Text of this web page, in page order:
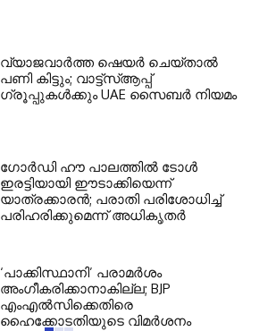
വ്യാജവാർത്ത ഷെയർ ചെയ്താൽ
പണി കിട്ടും; വാട്ട്‌സ്ആപ്പ്
ഗ്രൂപ്പുകൾക്കും UAE സൈബർ നിയമം
ഗോർഡി ഹൗ പാലത്തിൽ ടോൾ
ഇരട്ടിയായി ഈടാക്കിയെന്ന്
യാത്രക്കാരൻ; പരാതി പരിശോധിച്ച്
പരിഹരിക്കുമെന്ന് അധികൃതർ
‘പാക്കിസ്ഥാനി’ പരാമർശം
അംഗീകരിക്കാനാകില്ല; BJP
എംഎൽസിക്കെതിരെ
ഹൈക്കോടതിയുടെ വിമർശനം